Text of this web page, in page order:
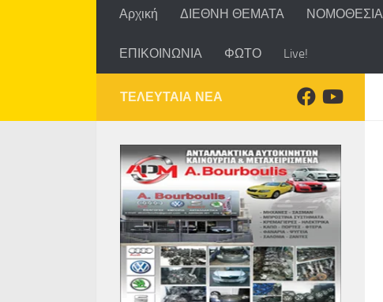
Αρχική ΔΙΕΘΝΗ ΘΕΜΑΤΑ ΝΟΜΟΘΕΣΙΑ
ΕΠΙΚΟΙΝΩΝΙΑ ΦΩΤΟ Live!
ΤΕΛΕΥΤΑΙΑ ΝΕΑ